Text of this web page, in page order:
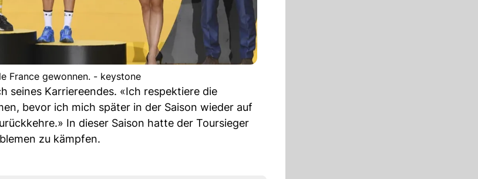
France gewonnen. - keystone
seines Karriereendes. «Ich respektiere die
bevor ich mich später in der Saison wieder auf
In dieser Saison hatte der Toursieger
zu kämpfen.